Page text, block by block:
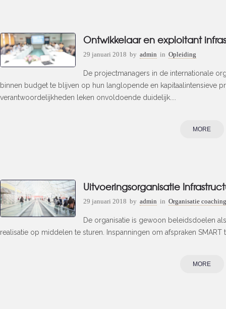
Ontwikkelaar en exploitant
29 januari 2018 by admin in Opleiding
De projectmanagers in de internationale
binnen budget te blijven op hun langlopende en kapitaalintensieve
verantwoordelijkheden leken onvoldoende duidelijk....
MORE
Uitvoeringsorganisatie
29 januari 2018 by admin in Organisatie coaching
De organisatie is gewoon beleidsdoelen
realisatie op middelen te sturen. Inspanningen om afspraken
MORE